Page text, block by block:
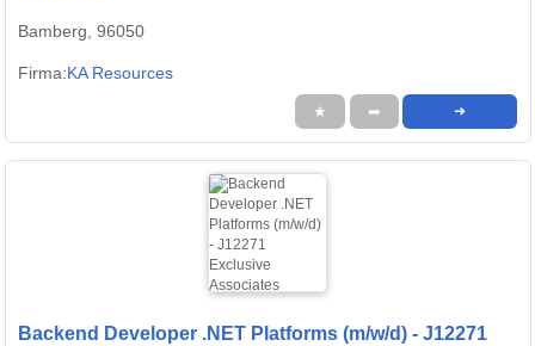
Bamberg, 96050
Firma:KA Resources
★ ➦ ➜
Backend Developer .NET Platforms (m/w/d) - J12271